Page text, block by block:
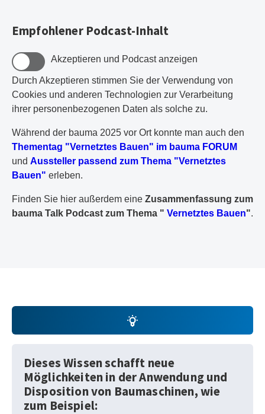
Empfohlener Podcast-Inhalt
Akzeptieren und Podcast anzeigen
Durch Akzeptieren stimmen Sie der Verwendung von
Cookies und anderen Technologien zur Verarbeitung
ihrer personenbezogenen Daten als solche zu.
Während der bauma 2025 vor Ort konnte man auch den
Thementag "Vernetztes Bauen" im bauma FORUM
und Aussteller passend zum Thema "Vernetztes
Bauen" erleben.
Finden Sie hier außerdem eine Zusammenfassung zum
bauma Talk Podcast zum Thema " Vernetztes Bauen".
Dieses Wissen schafft neue
Möglichkeiten in der Anwendung und
Disposition von Baumaschinen, wie
zum Beispiel: